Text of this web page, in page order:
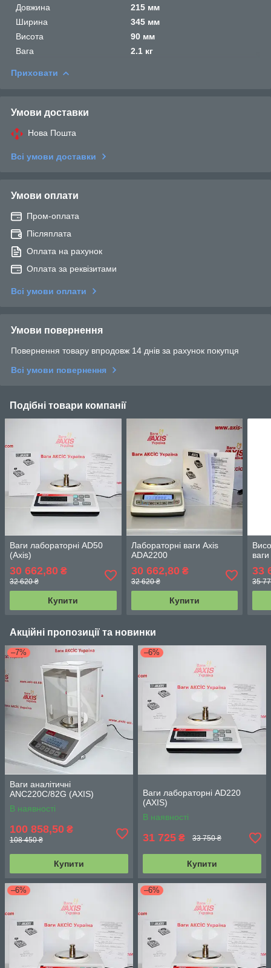
Довжина
215 мм
Ширина
345 мм
Висота
90 мм
Вага
2.1 кг
Приховати
Умови доставки
Нова Пошта
Всі умови доставки
Умови оплати
Пром-оплата
Післяплата
Оплата на рахунок
Оплата за реквізитами
Всі умови оплати
Умови повернення
Повернення товару впродовж 14 днів за рахунок покупця
Всі умови повернення
Подібні товари компанії
Ваги лабораторні AD50
(Axis)
30 662,80 ₴
32 620 ₴
Купити
Лабораторні ваги Axis
ADA2200
30 662,80₴
32 620 ₴
Купити
33
35
Акційні пропозиції та новинки
–7%
Ваги аналітичні
ANC220C/82G (АХIS)
В наявності
100 858,50 ₴
108 450 ₴
Купити
–6%
Ваги лабораторні AD220
(АХIS)
В наявності
31 725 ₴ 33 750 ₴
Купити
–6% –6%